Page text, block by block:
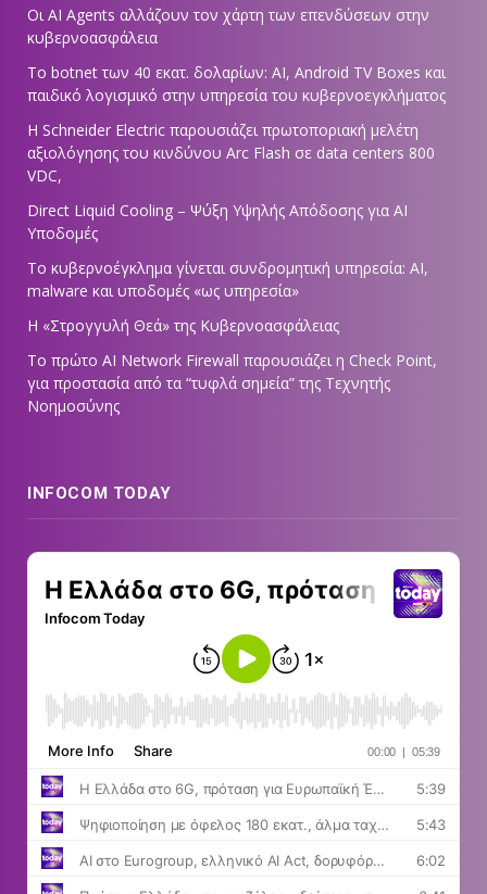
Οι AI Agents αλλάζουν τον χάρτη των επενδύσεων στην
κυβερνοασφάλεια
Το botnet των 40 εκατ. δολαρίων: AI, Android TV Boxes και
παιδικό λογισμικό στην υπηρεσία του κυβερνοεγκλήματος
Η Schneider Electric παρουσιάζει πρωτοποριακή μελέτη
αξιολόγησης του κινδύνου Arc Flash σε data centers 800
VDC,
Direct Liquid Cooling – Ψύξη Υψηλής Απόδοσης για AI
Υποδομές
Το κυβερνοέγκλημα γίνεται συνδρομητική υπηρεσία: AI,
malware και υποδομές «ως υπηρεσία»
Η «Στρογγυλή Θεά» της Κυβερνοασφάλειας
Tο πρώτο AI Network Firewall παρουσιάζει η Check Point,
για προστασία από τα “τυφλά σημεία” της Τεχνητής
Νοημοσύνης
INFOCOM TODAY